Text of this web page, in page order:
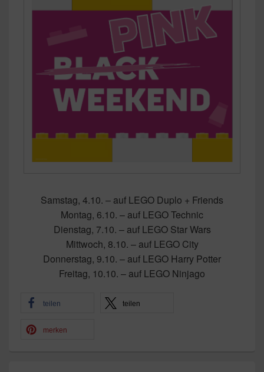
Samstag, 4.10. – auf LEGO Duplo + Friends
Montag, 6.10. – auf LEGO Technic
Dienstag, 7.10. – auf LEGO Star Wars
Mittwoch, 8.10. – auf LEGO City
Donnerstag, 9.10. – auf LEGO Harry Potter
Freitag, 10.10. – auf LEGO Ninjago
teilen teilen
merken